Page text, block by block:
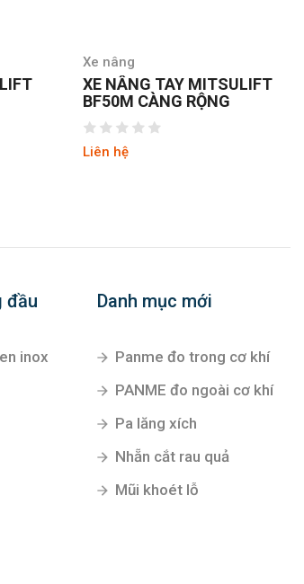
TAY MITSULIFT
RỘNG
XE NÂNG TAY
BF50S CÀNG
đầu
inox
Danh mục mới
Panme đo trong cơ khí
PANME đo ngoài cơ khí
Pa lăng xích
Nhẵn cắt rau quả
Mũi khoét lỗ